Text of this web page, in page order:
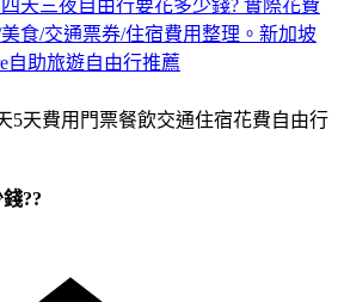
四天三夜自由行要花多少錢? 實際花費
食/交通票券/住宿費用整理。新加坡
自助旅遊自由行推薦
??